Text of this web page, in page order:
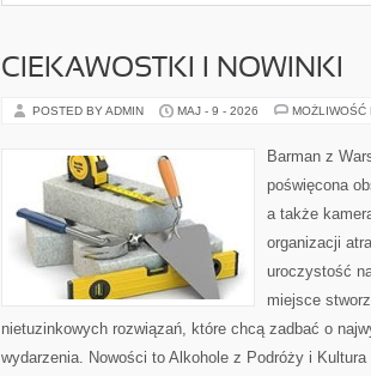
CIEKAWOSTKI I NOWINKI
POSTED BY ADMIN MAJ - 9 - 2026 MOŻLIWOŚĆ
Barman z
poświęcona
a także
organizacji
uroczystość
miejsce
nietuzinkowych rozwiązań, które chcą zadbać o
wydarzenia. Nowości to Alkohole z Podróży i